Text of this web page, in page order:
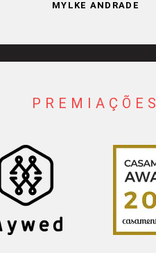
MYLKE ANDRADE
PREMIAÇÕES